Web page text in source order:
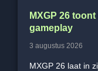
MXGP 26
gameplay
3 augustus 2026
MXGP 26 laat in